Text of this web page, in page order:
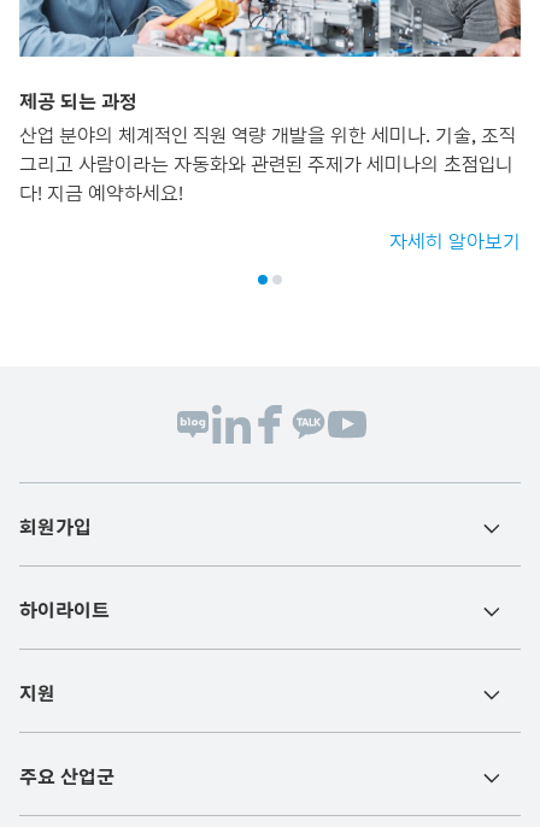
제공 되는 과정
산업 분야의 체계적인 직원 역량 개발을 위한 세미나. 기술, 조직
그리고 사람이라는 자동화와 관련된 주제가 세미나의 초점입니
다! 지금 예약하세요!
자세히 알아보기
회원가입
하이라이트
지원
주요 산업군